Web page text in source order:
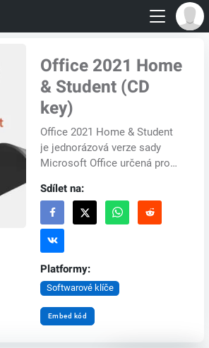
Office 2021 Home
& Student (CD
key)
Office 2021 Home & Student
je jednorázová verze sady
Microsoft Office určená pro
Obsahuje základní nástroje
produkt...
Sdílet na:
Platformy:
Softwarové klíče
Embed kód